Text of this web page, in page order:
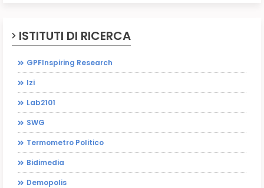
ISTITUTI DI RICERCA
GPFInspiring Research
Izi
Lab2101
SWG
Termometro Politico
Bidimedia
Demopolis